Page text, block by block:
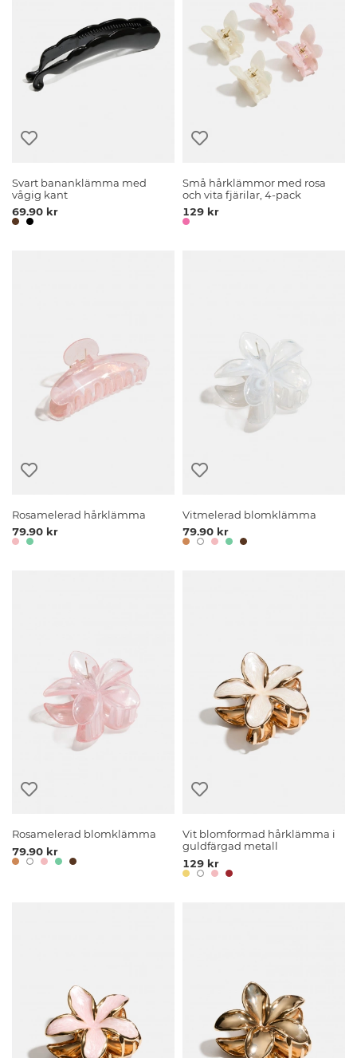
Svart bananklämma med
vågig kant
69.90 kr
Små hårklämmor med rosa
och vita fjärilar, 4-pack
129 kr
Rosamelerad hårklämma
79.90 kr
Vitmelerad blomklämma
79.90 kr
Rosamelerad blomklämma
79.90 kr
Vit blomformad hårklämma i
guldfärgad metall
129 kr